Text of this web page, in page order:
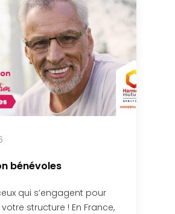
bénévoles
qui s’engagent pour
votre structure ! En France,